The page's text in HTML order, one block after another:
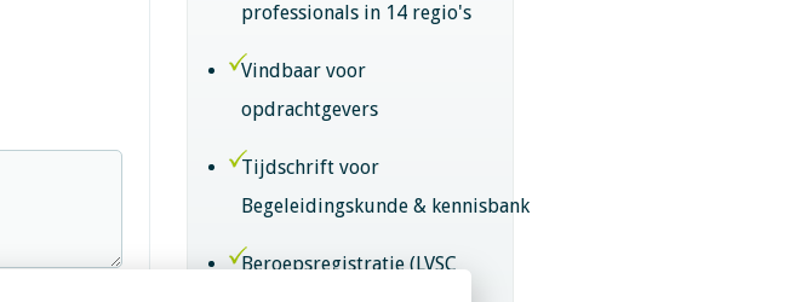
professionals in 14 regio's
Vindbaar voor
opdrachtgevers
Tijdschrift voor
Begeleidingskunde & kennisbank
Beroepsregistratie (LVSC